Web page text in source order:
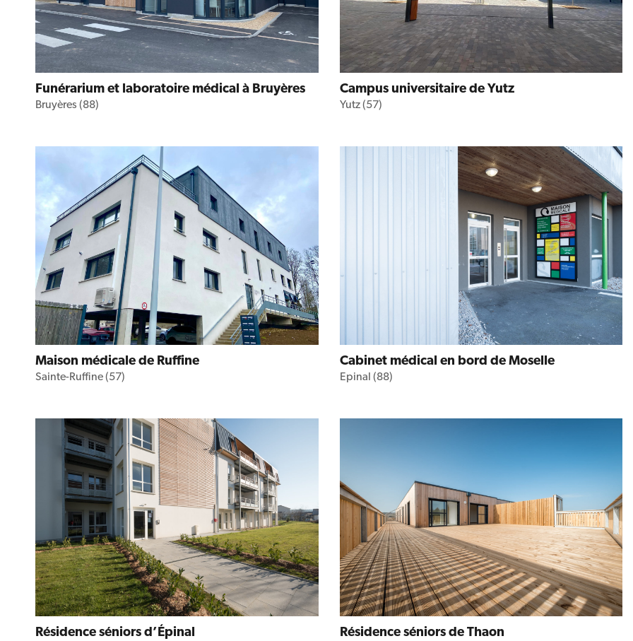
Funérarium et laboratoire médical à Bruyères
Bruyères (88)
Campus universitaire de Yutz
Yutz (57)
Maison médicale de Ruffine
Sainte-Ruffine (57)
Cabinet médical en bord de Moselle
Epinal (88)
Résidence séniors d’Épinal Résidence séniors de Thaon